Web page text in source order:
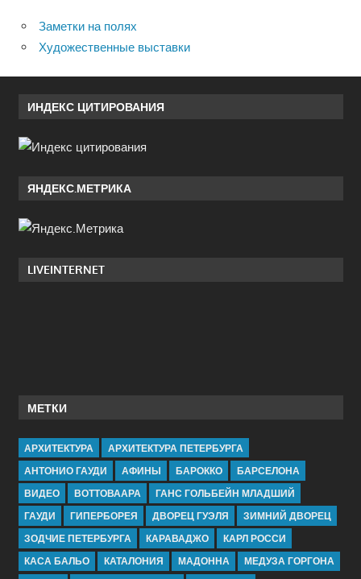
Заметки на полях
Художественные выставки
ИНДЕКС ЦИТИРОВАНИЯ
ЯНДЕКС.МЕТРИКА
LIVEINTERNET
МЕТКИ
АРХИТЕКТУРА
АРХИТЕКТУРА ПЕТЕРБУРГА
АНТОНИО ГАУДИ
АФИНЫ БАРОККО
БАРСЕЛОНА
ВИДЕО
ВОТТОВААРА
ГАНС ГОЛЬБЕЙН МЛАДШИЙ
ГАУДИ
ГИПЕРБОРЕЯ ДВОРЕЦ ГУЭЛЯ
ЗИМНИЙ ДВОРЕЦ
ЗОДЧИЕ ПЕТЕРБУРГА
КАРАВАДЖО
КАРЛ РОССИ
КАСА БАЛЬО
КАТАЛОНИЯ МАДОННА
МЕДУЗА ГОРГОНА